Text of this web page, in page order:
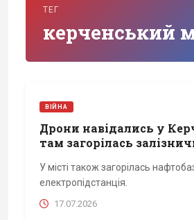
ТЕГ
керченський
ВІЙНА
Дрони навідались у
там загорілась
У місті також загорілась
електропідстанція.
17.07.2026